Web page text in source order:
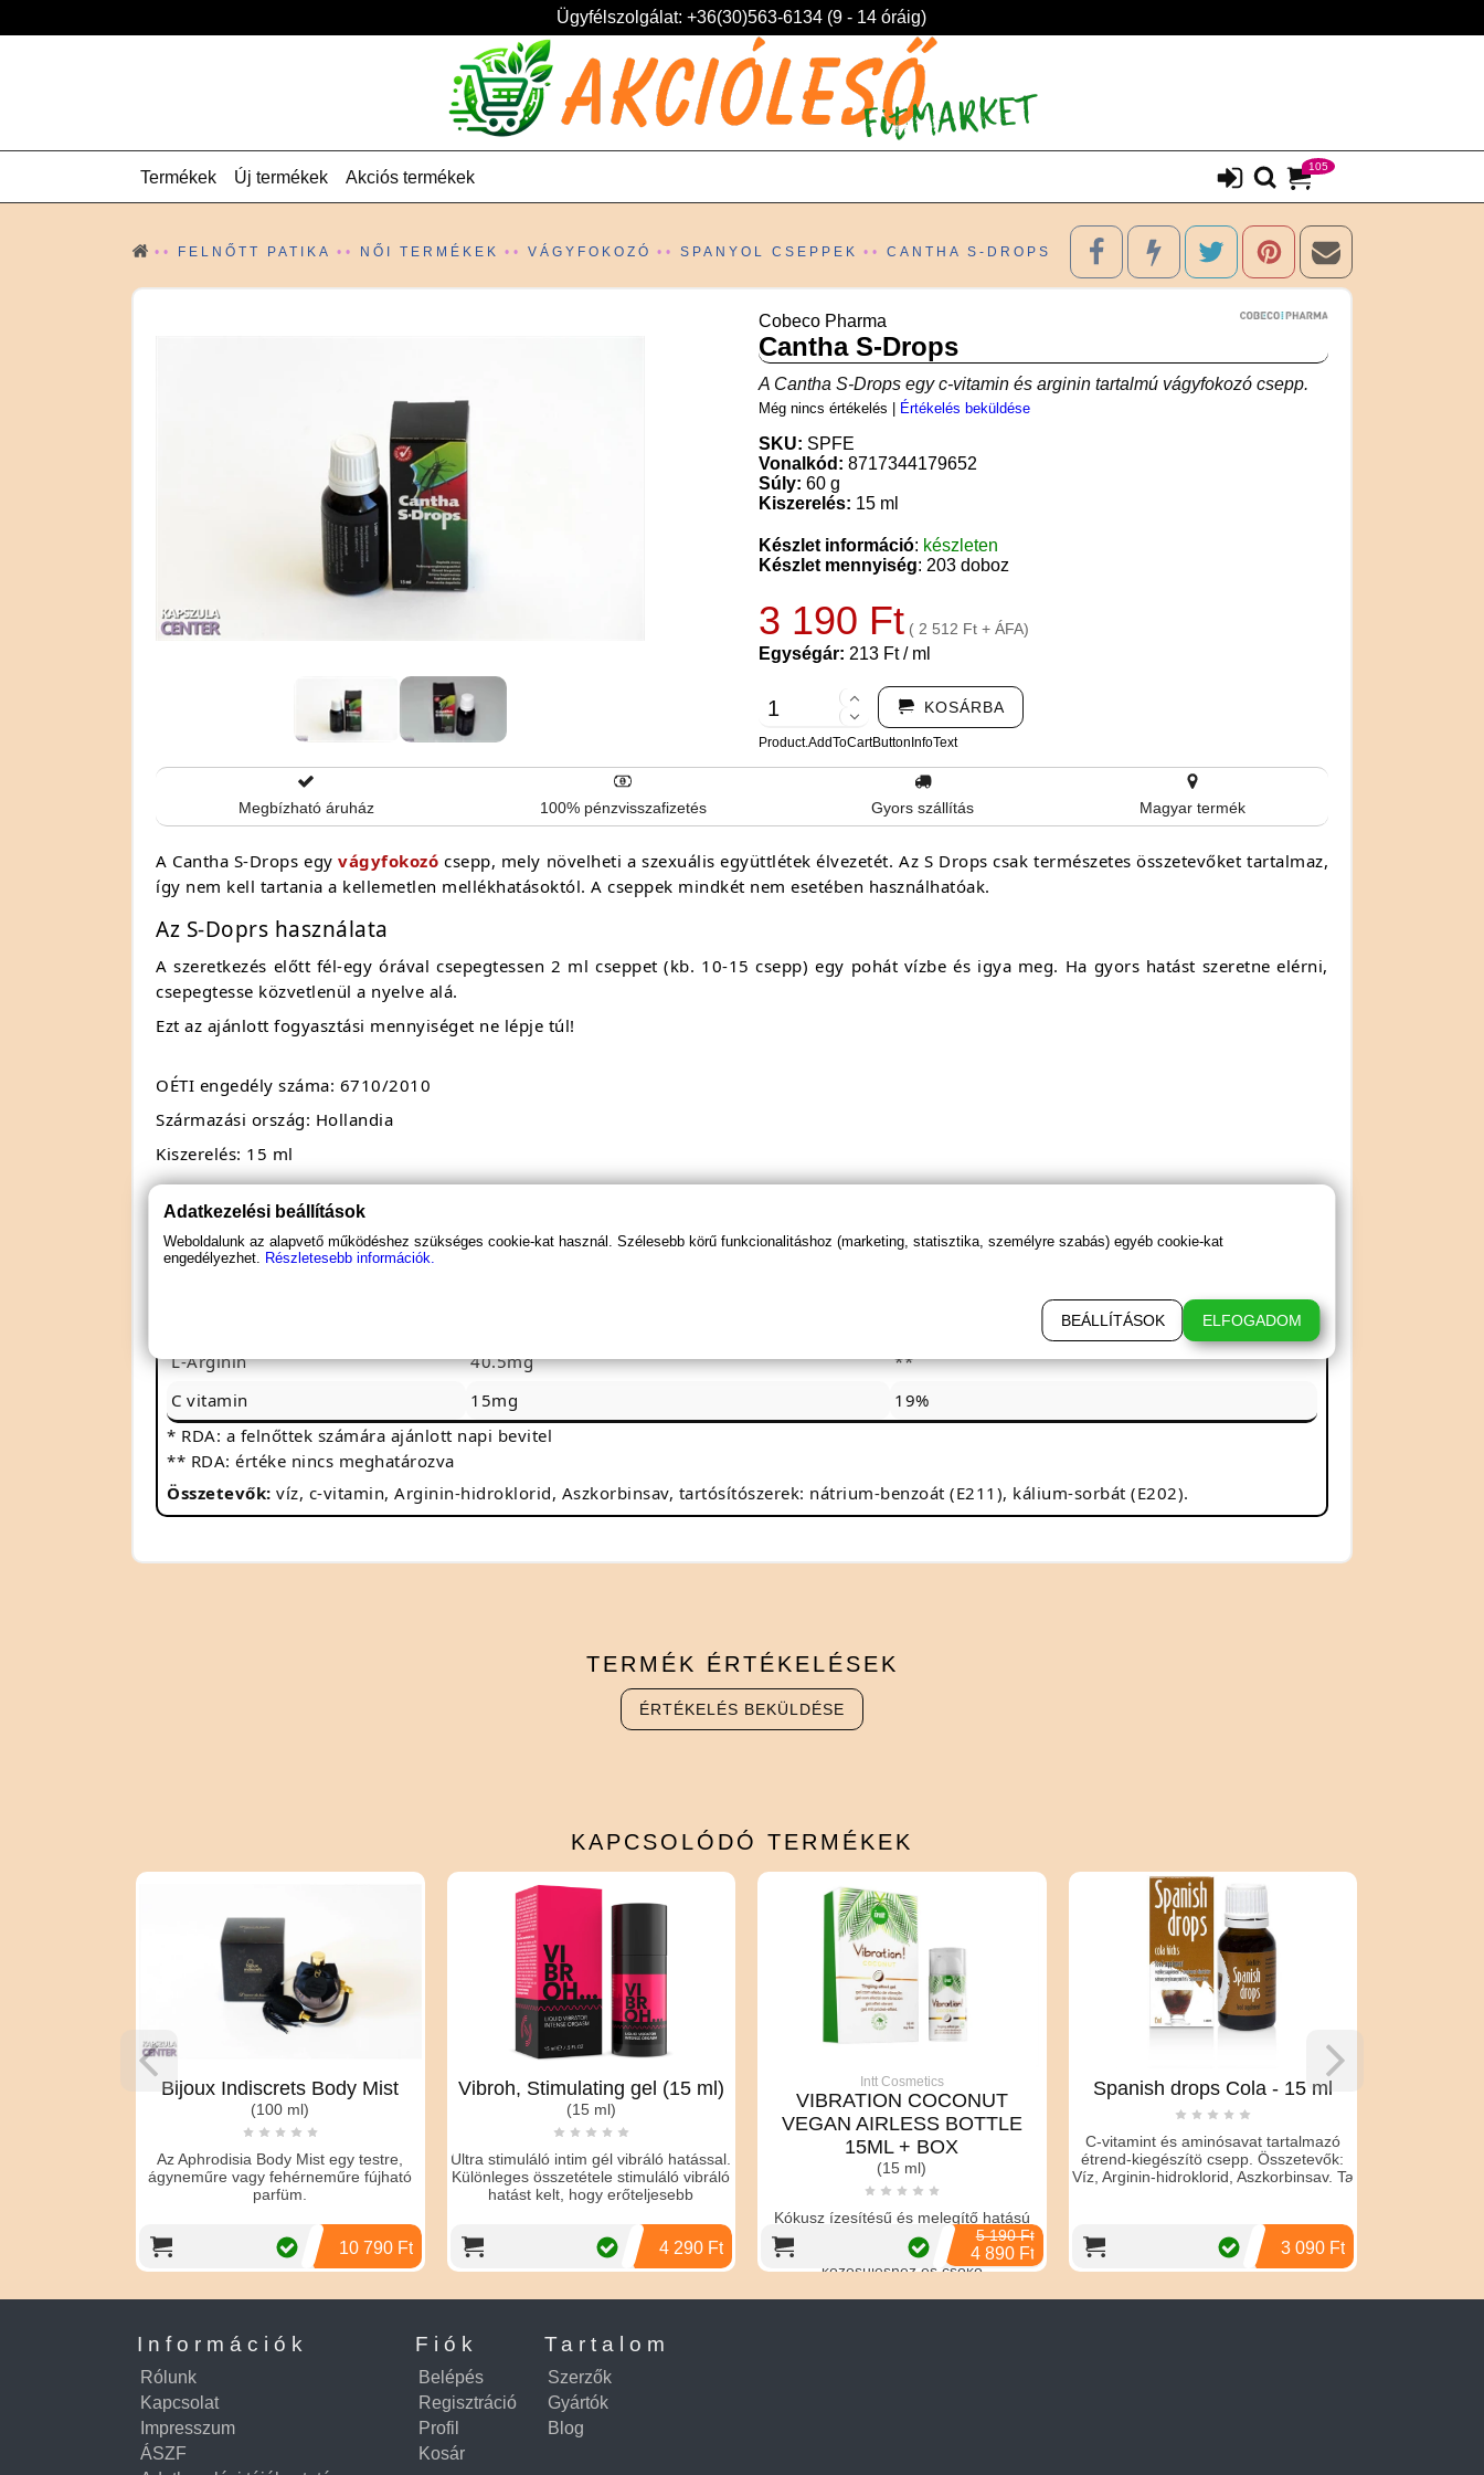
Ügyfélszolgálat: +36(30)563-6134 (9 - 14 óráig)
105
Termékek Új termékek Akciós termékek
FELNŐTT PATIKA NŐI TERMÉKEK VÁGYFOKOZÓ SPANYOL CSEPPEK CANTHA S-DROPS
Cobeco Pharma
Cantha S-Drops
A Cantha S-Drops egy c-vitamin és arginin tartalmú vágyfokozó csepp.
Még nincs értékelés Értékelés beküldése
SKU: SPFE
Vonalkód: 8717344179652
Súly: 60 g
Kiszerelés: 15 ml
Készlet információ: készleten
Készlet mennyiség: 203 doboz
3 190 Ft ( 2 512 Ft + ÁFA)
Egységár: 213 Ft / ml
KOSÁRBA
Product.AddToCartButtonInfoText
Megbízható áruház 100% pénzvisszafizetés Gyors szállítás Magyar termék
A Cantha S-Drops egyvágyfokozó csepp, mely növelheti a szexuális együttlétek élvezetét. Az S Drops csak természetes összetevőket tartalmaz,
így nem kell tartania a kellemetlen mellékhatásoktól. A cseppek mindkét nem esetében használhatóak.
Az S-Doprs használata
A szeretkezés előtt fél-egy órával csepegtessen 2 ml cseppet (kb. 10-15 csepp) egy pohát vízbe és igya meg. Ha gyors hatást szeretne elérni,
csepegtesse közvetlenül a nyelve alá.
Ezt az ajánlott fogyasztási mennyiséget ne lépje túl!
OÉTI engedély száma: 6710/2010
Származási ország: Hollandia
Kiszerelés: 15 ml
Összetevő adatok
1 adag: 15 csepp (1 ml)
L-Arginin
40.5mg
**
C vitamin
15mg
19%
* RDA: a felnőttek számára ajánlott napi bevitel
** RDA: értéke nincs meghatározva
Összetevők: víz, c-vitamin, Arginin-hidroklorid, Aszkorbinsav, tartósítószerek: nátrium-benzoát (E211), kálium-sorbát (E202).
TERMÉK ÉRTÉKELÉSEK
ÉRTÉKELÉS BEKÜLDÉSE
KAPCSOLÓDÓ TERMÉKEK
Bijoux Indiscrets Body Mist
(100 ml)
Az Aphrodisia Body Mist egy testre,
ágyneműre vagy fehérneműre fújható
parfüm.
10 790 Ft
Vibroh, Stimulating gel (15 ml)
(15 ml)
Ultra stimuláló intim gél vibráló hatással.
Különleges összetétele stimuláló vibráló
hatást kelt, hogy erőteljesebb
4 290 Ft
Intt Cosmetics
VIBRATION COCONUT
VEGAN AIRLESS BOTTLE
15ML + BOX
(15 ml)
Kókusz ízesítésű és melegítő hatású
vegán gél, amely használható
masszázshoz, orális szexhez,
közösüléshez és csóko
5 190 Ft
4 890 Ft
Spanish drops Cola - 15 ml
C-vitamint és aminósavat tartalmazó
étrend-kiegészítö csepp. Összetevők:
Víz, Arginin-hidroklorid, Aszkorbinsav. Ta
3 090 Ft
Információk
Rólunk
Kapcsolat
Impresszum
ÁSZF
Fiók
Belépés
Regisztráció
Profil
Kosár
Tartalom
Szerzők
Gyártók
Blog
Adatkezelési beállítások
Weboldalunk az alapvető működéshez szükséges cookie-kat használ. Szélesebb körű funkcionalitáshoz (marketing, statisztika, személyre szabás) egyéb cookie-kat
engedélyezhet. Részletesebb információk.
BEÁLLÍTÁSOK ELFOGADOM